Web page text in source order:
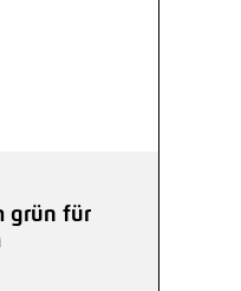
von 4.67 von 5
grün für